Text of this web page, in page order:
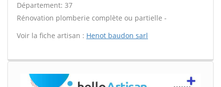
Département: 37
Rénovation plomberie complète ou partielle -
Voir la fiche artisan : Henot baudon sarl